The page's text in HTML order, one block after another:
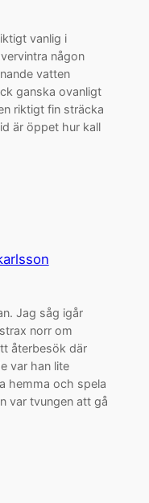
vanlig i
någon
vatten
ganska ovanligt
riktigt fin sträcka
är öppet hur kall
Jag såg igår
norr om
återbesök där
var han lite
hemma och spela
var tvungen att gå